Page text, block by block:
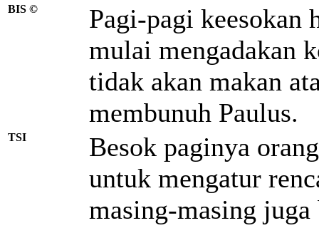
BIS ©
Pagi-pagi keesokan
mulai mengadakan
tidak akan makan
membunuh Paulus.
TSI
Besok paginya
untuk mengatur
masing-masing juga